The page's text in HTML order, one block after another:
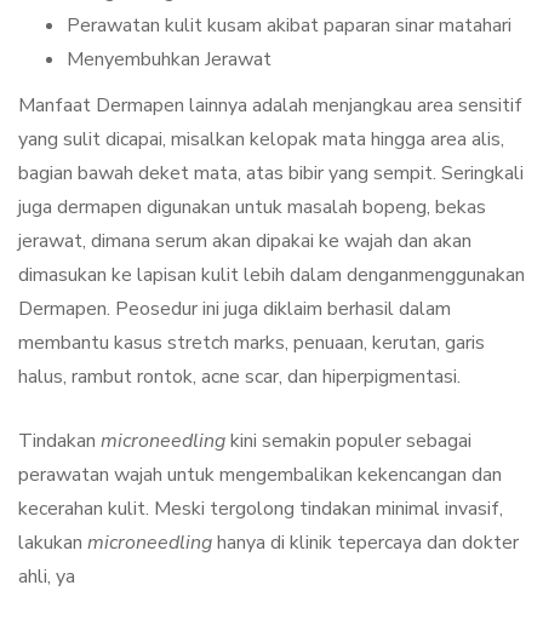
Perawatan kulit kusam akibat paparan sinar matahari
Menyembuhkan Jerawat
Manfaat Dermapen lainnya adalah menjangkau area sensitif
yang sulit dicapai, misalkan kelopak mata hingga area alis,
bagian bawah deket mata, atas bibir yang sempit. Seringkali
juga dermapen digunakan untuk masalah bopeng, bekas
jerawat, dimana serum akan dipakai ke wajah dan akan
dimasukan ke lapisan kulit lebih dalam denganmenggunakan
Dermapen. Peosedur ini juga diklaim berhasil dalam
membantu kasus stretch marks, penuaan, kerutan, garis
halus, rambut rontok, acne scar, dan hiperpigmentasi.
Tindakan microneedlingkini semakin populer sebagai
perawatan wajah untuk mengembalikan kekencangan dan
kecerahan kulit. Meski tergolong tindakan minimal invasif,
lakukan microneedlinghanya di klinik tepercaya dan dokter
ahli, ya